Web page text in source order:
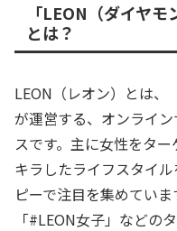
「LEON（ダイヤ
とは？
LEON（レオン）とは、
が運営する、オンライ
スです。主に女性をタ
キラしたライフスタイ
ピーで注目を集めてい
「#LEON女子」などの